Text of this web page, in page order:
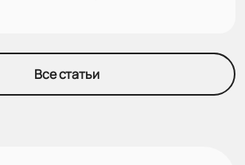
Все статьи